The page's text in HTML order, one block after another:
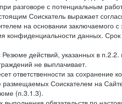
разговоре с потенциальным
Соискатель выражает
на основании заключаемого
конфиденциальности данных.
действий, указанных в
не выплачивает.
ответственности за
размещаемых Соискателем на
(п.3.1.3).